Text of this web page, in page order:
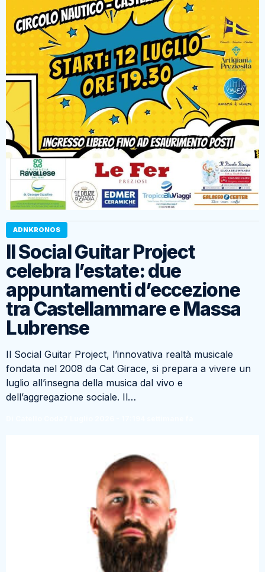
ADNKRONOS
Il Social Guitar Project
celebra l’estate: due
appuntamenti d’eccezione
tra Castellammare e Massa
Lubrense
Il Social Guitar Project, l’innovativa realtà musicale
fondata nel 2008 da Cat Girace, si prepara a vivere un
luglio all’insegna della musica dal vivo e
dell’aggregazione sociale. Il…